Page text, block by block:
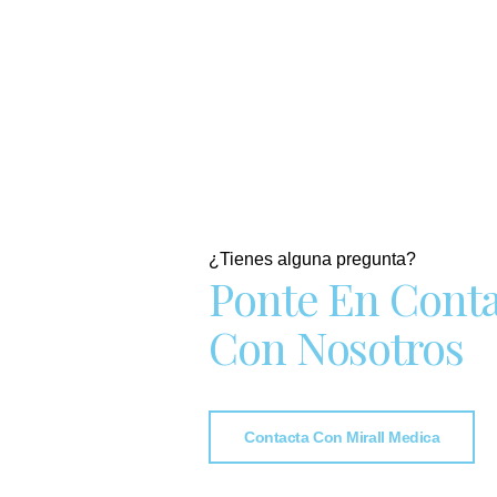
¿Tienes alguna pregunta?
Ponte En
Con Nosotros
Contacta Con Mirall Medica